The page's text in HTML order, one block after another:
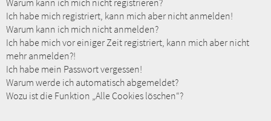
Ich habe mich registriert, kann mich aber nicht anmelden!
Warum kann ich mich nicht anmelden?
Ich habe mich vor einiger Zeit registriert, kann mich aber nicht
mehr anmelden?!
Ich habe mein Passwort vergessen!
Warum werde ich automatisch abgemeldet?
Wozu ist die Funktion „Alle Cookies löschen“?